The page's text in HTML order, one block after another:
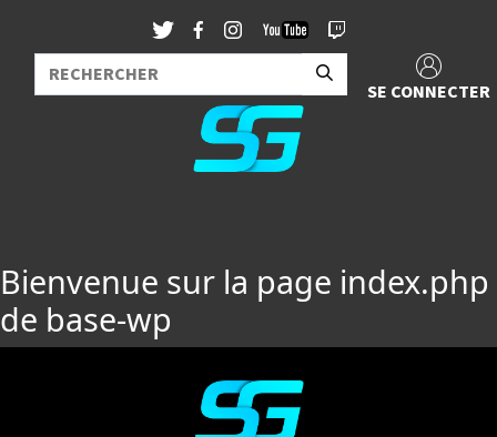
SE CONNECTER
Bienvenue sur la page index.php
de base-wp